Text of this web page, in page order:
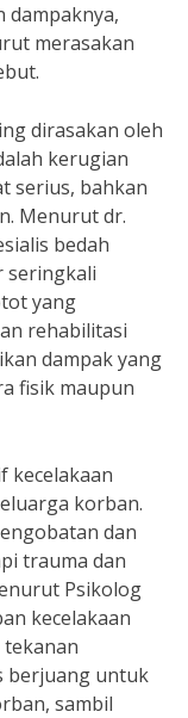
dampaknya,
merasakan
dirasakan oleh
kerugian
serius, bahkan
Menurut dr.
bedah
seringkali
yang
rehabilitasi
dampak yang
fisik maupun
kecelakaan
korban.
dan
trauma dan
Psikolog
kecelakaan
berjuang untuk
sambil